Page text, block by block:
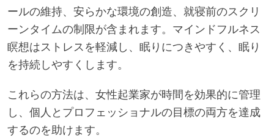
ールの維持、安らかな環境の創造、就寝前のスクリ
ーンタイムの制限が含まれます。マインドフルネス
瞑想はストレスを軽減し、眠りにつきやすく、眠り
を持続しやすくします。
これらの方法は、女性起業家が時間を効果的に管理
し、個人とプロフェッショナルの目標の両方を達成
するのを助けます。